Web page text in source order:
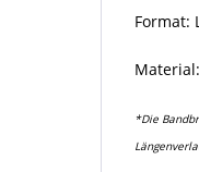
Format:
*Die